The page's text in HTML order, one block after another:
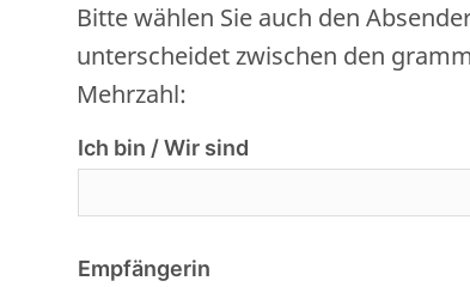
Bitte wählen Sie auch den
unterscheidet zwischen den
Mehrzahl:
Ich bin / Wir sind
Empfängerin